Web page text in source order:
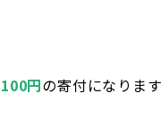
100円の寄付になりま